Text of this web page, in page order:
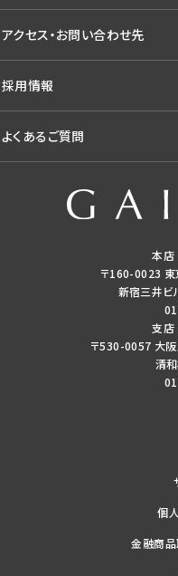
アクセス・お問い合わせ先
採用情報
よくあるご質問
本店
〒160-0023
新宿三井ビ
支店
〒530-0057 大
清
個
金融商